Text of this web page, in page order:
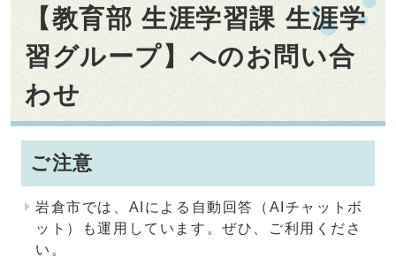
【教育部 生涯学習課 生涯学
習グループ】へのお問い合
わせ
ご注意
岩倉市では、AIによる自動回答（AIチャットボ
ット）も運用しています。ぜひ、ご利用くださ
い。